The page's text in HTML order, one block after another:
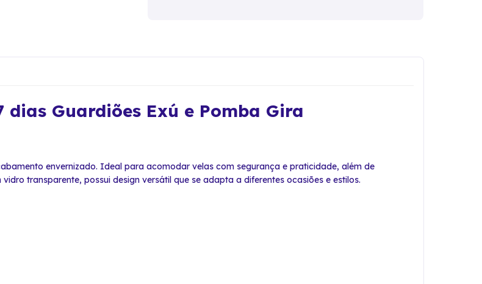
dias Guardiões Exú e Pomba Gira
envernizado. Ideal para acomodar velas com segurança e praticidade, além de
transparente, possui design versátil que se adapta a diferentes ocasiões e estilos.